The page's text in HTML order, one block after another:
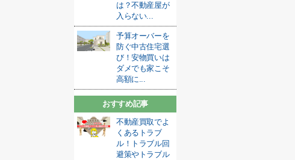
は？不動産屋が
入らない...
予算オーバーを
防ぐ中古住宅選
び！安物買いは
ダメでも家こそ
高額に...
おすすめ記事
不動産買取でよ
くあるトラブ
ル！トラブル回
避策やトラブル